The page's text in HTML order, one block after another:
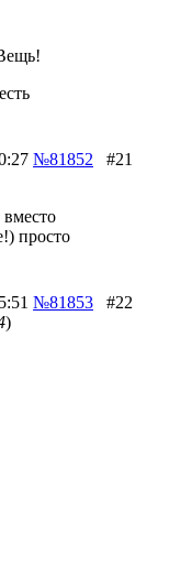
№81852
#21
просто
№81853
#22
)